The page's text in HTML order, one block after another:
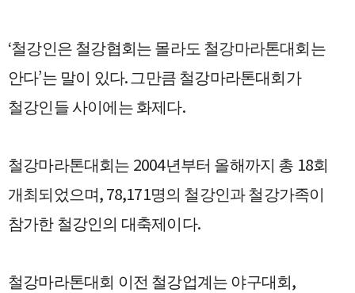
‘철강인은 철강협회는 몰라도 철강마라톤대회는
안다’는 말이 있다. 그만큼 철강마라톤대회가
철강인들 사이에는 화제다.
철강마라톤대회는 2004년부터 올해까지 총 18회
개최되었으며, 78,171명의 철강인과 철강가족이
참가한 철강인의 대축제이다.
철강마라톤대회 이전 철강업계는 야구대회 ,